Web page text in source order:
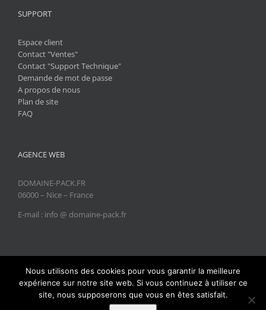
Les robots du Web
C’est un fait, les robots jouent un rôle important
concernant le trafic sur Internet. Leur impact négatif sur
Nous utilisons des cookies pour vous garantir la meilleure
expérience sur notre site web. Si vous continuez à utiliser ce
site, nous supposerons que vous en êtes satisfait.